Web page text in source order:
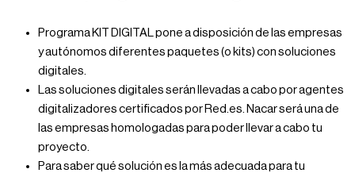
Programa KIT DIGITAL pone a disposición de las empresas
y autónomos diferentes paquetes (o kits) con soluciones
digitales.
Las soluciones digitales serán llevadas a cabo por agentes
digitalizadores certificados por Red.es. Nacar será una de
las empresas homologadas para poder llevar a cabo tu
proyecto.
Para saber qué solución es la más adecuada para tu